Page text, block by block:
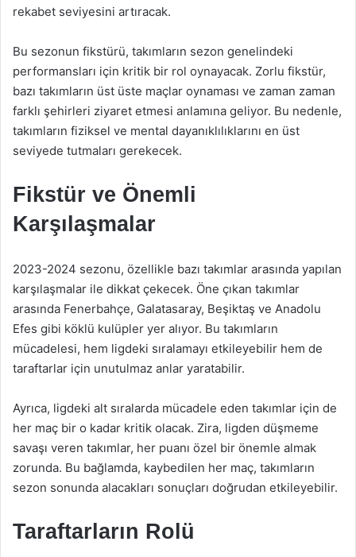
rekabet seviyesini artıracak.
Bu sezonun fikstürü, takımların sezon genelindeki
performansları için kritik bir rol oynayacak. Zorlu fikstür,
bazı takımların üst üste maçlar oynaması ve zaman zaman
farklı şehirleri ziyaret etmesi anlamına geliyor. Bu nedenle,
takımların fiziksel ve mental dayanıklılıklarını en üst
seviyede tutmaları gerekecek.
Fikstür ve Önemli
Karşılaşmalar
2023-2024 sezonu, özellikle bazı takımlar arasında yapılan
karşılaşmalar ile dikkat çekecek. Öne çıkan takımlar
arasında Fenerbahçe, Galatasaray, Beşiktaş ve Anadolu
Efes gibi köklü kulüpler yer alıyor. Bu takımların
mücadelesi, hem ligdeki sıralamayı etkileyebilir hem de
taraftarlar için unutulmaz anlar yaratabilir.
Ayrıca, ligdeki alt sıralarda mücadele eden takımlar için de
her maç bir o kadar kritik olacak. Zira, ligden düşmeme
savaşı veren takımlar, her puanı özel bir önemle almak
zorunda. Bu bağlamda, kaybedilen her maç, takımların
sezon sonunda alacakları sonuçları doğrudan etkileyebilir.
Taraftarların Rolü